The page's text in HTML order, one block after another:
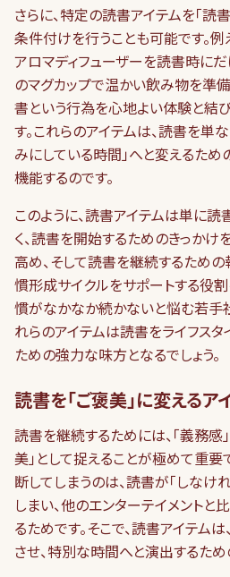
さらに、特定の読書アイテムを「読
条件付けを行うことも可能です。例
アロマディフューザーを読書時に
のマグカップで温かい飲み物を準
書という行為を心地よい体験と結
す。これらのアイテムは、読書を単な
みにしている時間」へと変えるため
機能するのです。
このように、読書アイテムは単に
く、読書を開始するためのきっかけ
高め、そして読書を継続するため
慣形成サイクルをサポートする役割
慣がなかなか続かないと悩む若手
れらのアイテムは読書をライフス
ための強力な味方となるでしょう。
読書を「ご褒美」に変える
読書を継続するためには、「義務感
美」として捉えることが極めて重要
断してしまうのは、読書が「しなけ
しまい、他のエンターテイメントと
るためです。そこで、読書アイテム
させ、特別な時間へと演出するた